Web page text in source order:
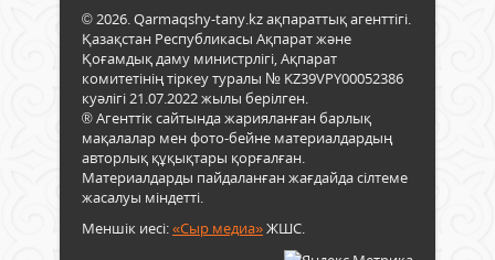
© 2026. Qarmaqshy-tany.kz ақпараттық агенттігі.
Қазақстан Республикасы Ақпарат және
Қоғамдық даму министрлігі, Ақпарат
комитетінің тіркеу туралы № KZ39VPY00052386
куәлігі 21.07.2022 жылы берілген.
® Агенттік сайтында жарияланған барлық
мақалалар мен фото-бейне материалдардың
авторлық құқықтары қорғалған.
Материалдарды пайдаланған жағдайда сілтеме
жасалуы міндетті.
Меншік иесі:«Сыр медиа»ЖШС.